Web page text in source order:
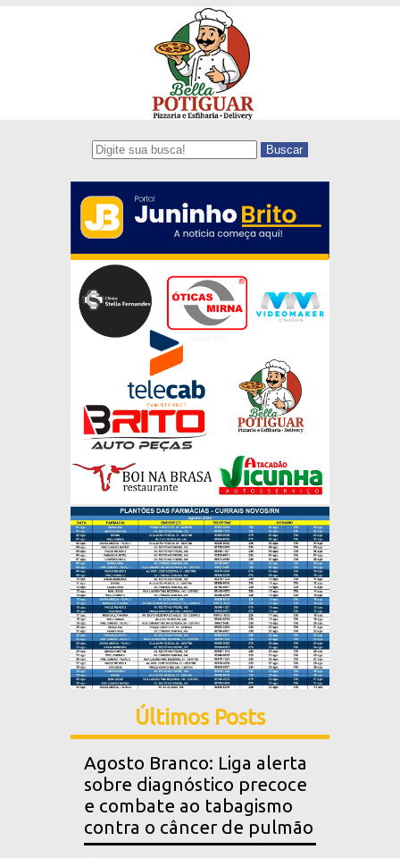
Buscar
Últimos Posts
Agosto Branco: Liga alerta
sobre diagnóstico precoce
e combate ao tabagismo
contra o câncer de pulmão